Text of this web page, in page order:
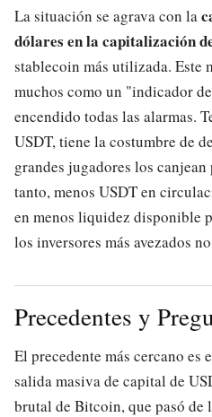
La situación se agrava con la
dólares en la capitalización
stablecoin más utilizada. Este
muchos como un "indicador
encendido todas las alarmas.
USDT, tiene la costumbre de
grandes jugadores los
tanto, menos USDT en
en menos liquidez disponible
los inversores más avezados
Precedentes y
El precedente más cercano es
salida masiva de capital de
brutal de Bitcoin, que pasó de